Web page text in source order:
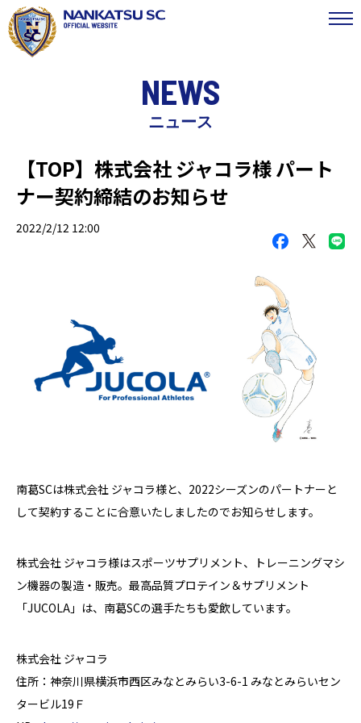
NEWS
ニュース
【TOP】株式会社 ジャコラ様 パート
ナー契約締結のお知らせ
2022/2/12 12:00
南葛SCは株式会社 ジャコラ様と、2022シーズンのパートナーと
して契約することに合意いたしましたのでお知らせします。
株式会社 ジャコラ様はスポーツサプリメント、トレーニングマシ
ン機器の製造・販売。最高品質プロテイン＆サプリメント
「JUCOLA」は、南葛SCの選手たちも愛飲しています。
株式会社 ジャコラ
住所：神奈川県横浜市西区みなとみらい3-6-1 みなとみらいセン
タービル19Ｆ